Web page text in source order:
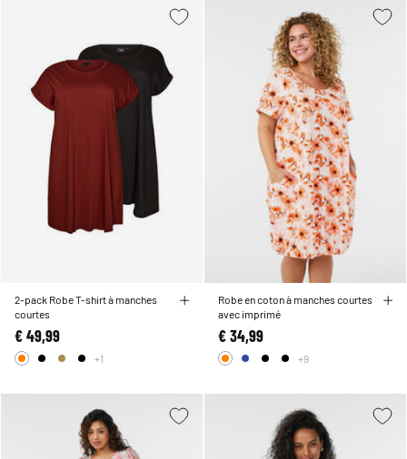
2-pack Robe T-shirt à manches
courtes
€ 49,99
+1
Robe en coton à manches courtes
avec imprimé
€ 34,99
+9